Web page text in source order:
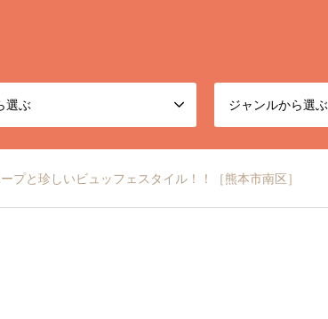
選ぶ ジャンルから選ぶ
プと珍しいビュッフェスタイル！！［熊本市南区］